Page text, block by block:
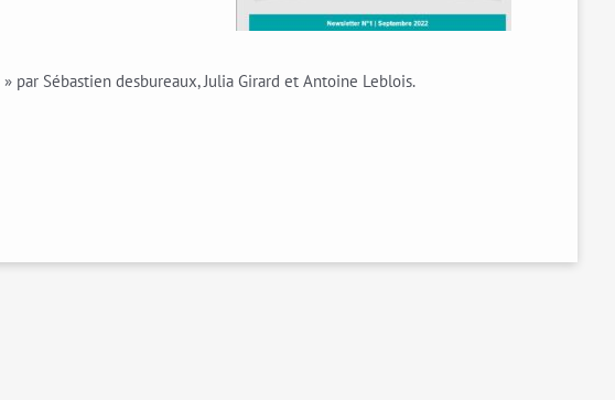
» par Sébastien desbureaux, Julia Girard et Antoine Leblois.